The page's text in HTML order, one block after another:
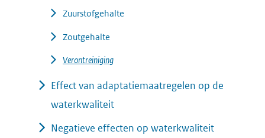
Zuurstofgehalte
Zoutgehalte
Verontreiniging
Effect van adaptatiemaatregelen op de
waterkwaliteit
Negatieve effecten op waterkwaliteit